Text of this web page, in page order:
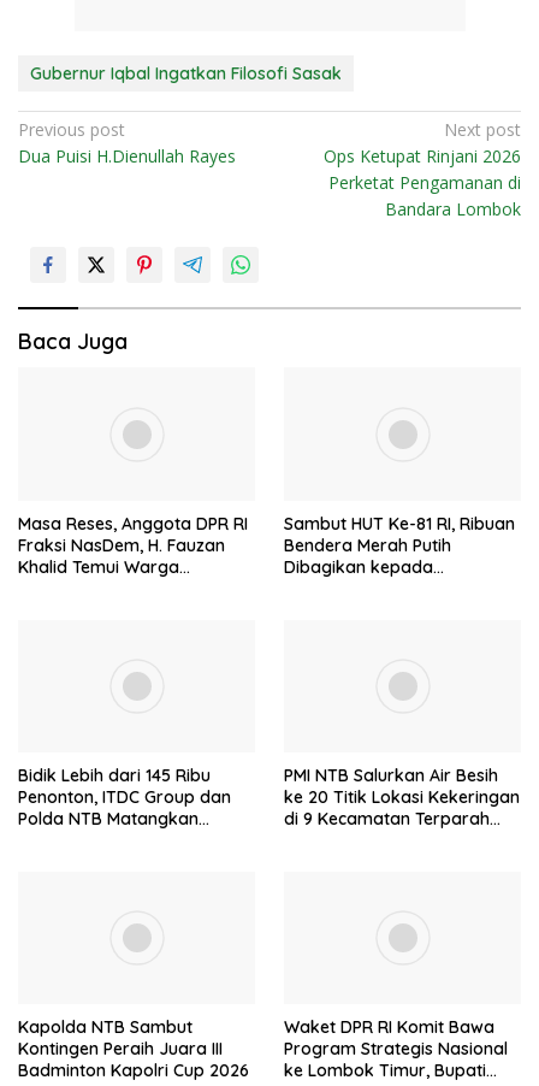
Gubernur Iqbal Ingatkan Filosofi Sasak
N
a
a
s
Previous post
Dua Puisi H.Dienullah Rayes
Next post
Ops Ketupat Rinjani 2026
Perketat Pengamanan di
Bandara Lombok
Baca Juga
Masa Reses, Anggota DPR RI
Fraksi NasDem, H. Fauzan
Khalid Temui Warga
Sambut HUT Ke-81 RI, Ribuan
Bendera Merah Putih
Dibagikan kepada
Bidik Lebih dari 145 Ribu
Penonton, ITDC Group dan
Polda NTB Matangkan
PMI NTB Salurkan Air Besih
ke 20 Titik Lokasi Kekeringan
di 9 Kecamatan Terparah
Kapolda NTB Sambut
Kontingen Peraih Juara III
Badminton Kapolri Cup 2026
Waket DPR RI Komit Bawa
Program Strategis Nasional
ke Lombok Timur, Bupati